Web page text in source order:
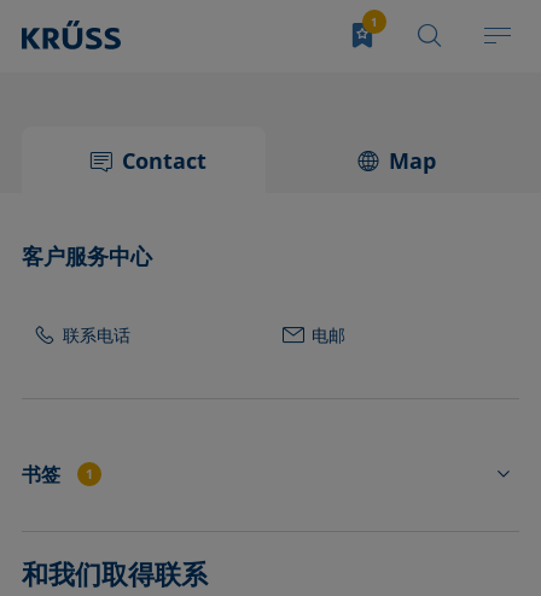
Contact Map
客户服务中心
联系电话 电邮
书签 1
和我们取得联系